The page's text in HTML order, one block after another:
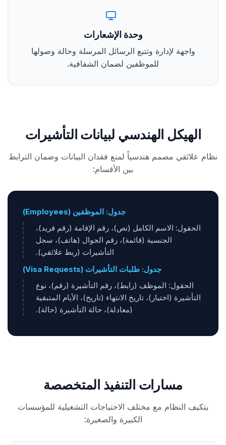
وحدة الإشعارات
واجهة لإدارة وتتبع الرسائل المرسلة وحالة وصولها
للموظفين لضمان الشفافية.
الهيكل الهندسي لبيانات التأشيرات
نظام علائقي مصمم هندسياً لمنع فقدان البيانات وضمان الترابط
بين الأقسام:
جدول: الموظفين (Employees)
الحقول: الاسم الكامل (نص)، رقم الإقامة (رقم فريد)،
الجنسية (قائمة)، رقم الجوال (هاتف)، سجل
التأشيرات (ربط علائقي).
جدول: طلبات التأشيرات (Visa Requests)
الحقول: الموظف (رابط)، رقم التأشيرة (رقم)، نوع
التأشيرة (اختيار)، تاريخ الانتهاء (تاريخ)، الأيام المتبقية
(معادلة)، حالة التأشيرة (حالة).
مسارات التنفيذ المتخصصة
يتكيف النظام مع مختلف الاحتياجات التشغيلية للمؤسسات
الكبيرة والصغيرة: